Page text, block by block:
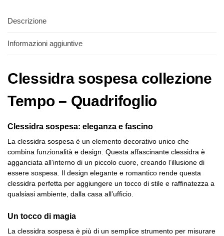
Descrizione
Informazioni aggiuntive
Clessidra sospesa collezione
Tempo – Quadrifoglio
Clessidra sospesa: eleganza e fascino
La clessidra sospesa è un elemento decorativo unico che
combina funzionalità e design. Questa affascinante clessidra è
agganciata all’interno di un piccolo cuore, creando l’illusione di
essere sospesa. Il design elegante e romantico rende questa
clessidra perfetta per aggiungere un tocco di stile e raffinatezza a
qualsiasi ambiente, dalla casa all’ufficio.
Un tocco di magia
La clessidra sospesa è più di un semplice strumento per misurare